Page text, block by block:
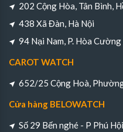
202 Cộng Hòa, Tân Bình,
438 Xã Đàn, Hà Nội
94 Nại Nam, P. Hòa
CAROT WATCH
652/25 Cộng Hoà,
Cửa hàng BELOWATCH
Số 29 Bến nghé - P Phú